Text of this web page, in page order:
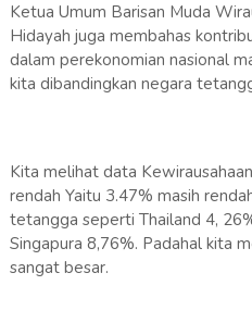
Ketua Umum Barisan Muda
Hidayah juga membahas
dalam perekonomian nasional
kita dibandingkan negara
Kita melihat data
rendah Yaitu 3.47% masih
tetangga seperti Thailand 4,
Singapura 8,76%. Padahal kita
sangat besar.